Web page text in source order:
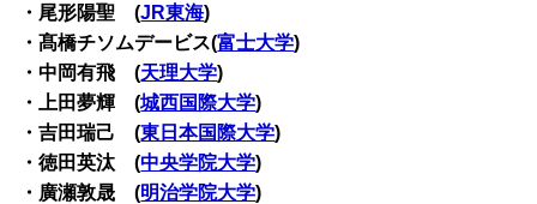
・尾形陽聖 (JR東海)
・髙橋チソムデービス(富士大学)
・中岡有飛 (天理大学)
・上田夢輝 (城西国際大学)
・吉田瑞己 (東日本国際大学)
・徳田英汰 (中央学院大学)
・廣瀬敦晟 (明治学院大学)